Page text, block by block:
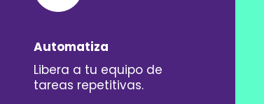
Automatiza
Libera a tu equipo de
tareas repetitivas.